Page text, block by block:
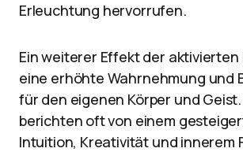
Erleuchtung hervorrufen.
Ein weiterer Effekt der aktivierten
eine erhöhte Wahrnehmung und
für den eigenen Körper und
berichten oft von einem
Intuition, Kreativität und innerem